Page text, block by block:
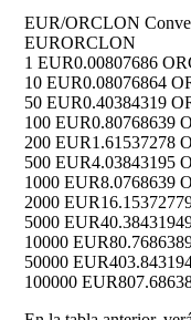
EUR/ORCLON
EURORCLON
1 EUR0.00807686
10 EUR0.08076864
50 EUR0.40384319
100 EUR0.80768639
200 EUR1.61537278
500 EUR4.03843195
1000 EUR8.0768639
2000 EUR
5000 EUR
10000 EUR
50000 EUR
100000 EUR